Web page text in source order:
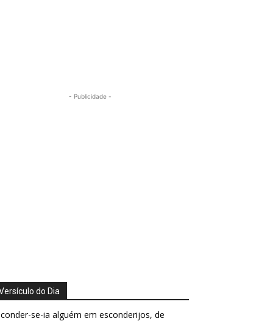
- Publicidade -
do Dia
se-ia alguém em esconderijos, de